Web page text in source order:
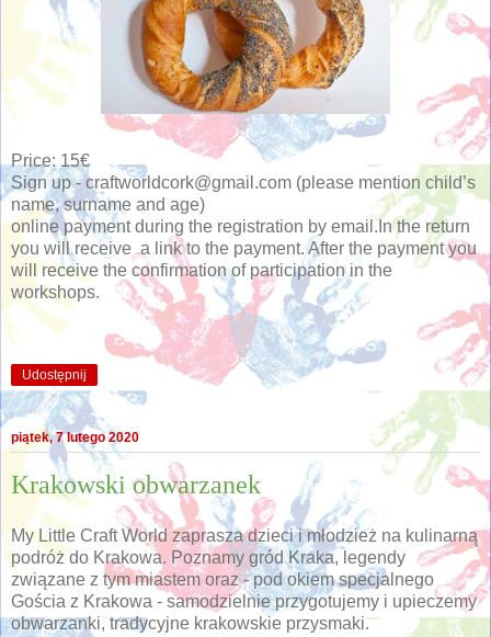
Price: 15€
Sign up - craftworldcork@gmail.com (please mention child’s
name, surname and age)
online payment during the registration by email.In the return
you will receive a link to the payment. After the payment you
will receive the confirmation of participation in the
workshops.
Udostępnij
piątek, 7 lutego 2020
Krakowski obwarzanek
My Little Craft World zaprasza dzieci i młodzież na kulinarną
podróż do Krakowa. Poznamy gród Kraka, legendy
związane z tym miastem oraz - pod okiem specjalnego
Gościa z Krakowa - samodzielnie przygotujemy i upieczemy
obwarzanki, tradycyjne krakowskie przysmaki.